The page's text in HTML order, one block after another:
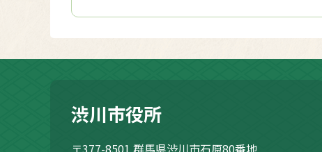
渋川市役所
〒377-8501 群馬県渋川市石原80番地